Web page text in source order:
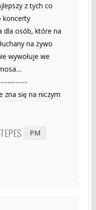
z tych co
koncerty
dla osób, które na
na żywo
wywołuje we
zna się na niczym
PM